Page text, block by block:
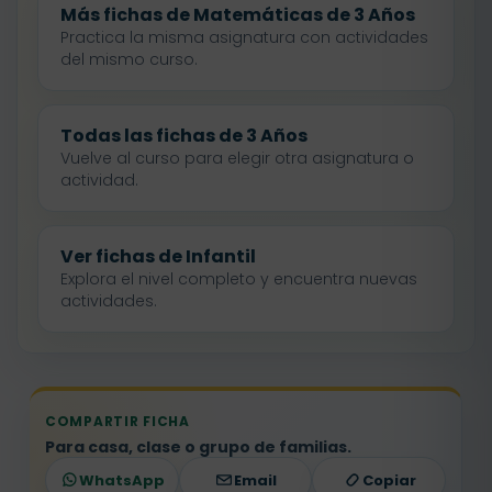
Más fichas de Matemáticas de 3 Años
Practica la misma asignatura con actividades
del mismo curso.
Todas las fichas de 3 Años
Vuelve al curso para elegir otra asignatura o
actividad.
Ver fichas de Infantil
Explora el nivel completo y encuentra nuevas
actividades.
COMPARTIR FICHA
Para casa, clase o grupo de familias.
WhatsApp Email Copiar